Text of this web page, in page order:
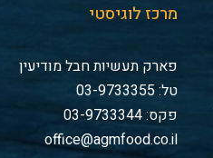
מרכז לוגיסטי
פארק תעשיות חבל מודיעין
טל: 03-9733355
פקס: 03-9733344
office@agmfood.co.il